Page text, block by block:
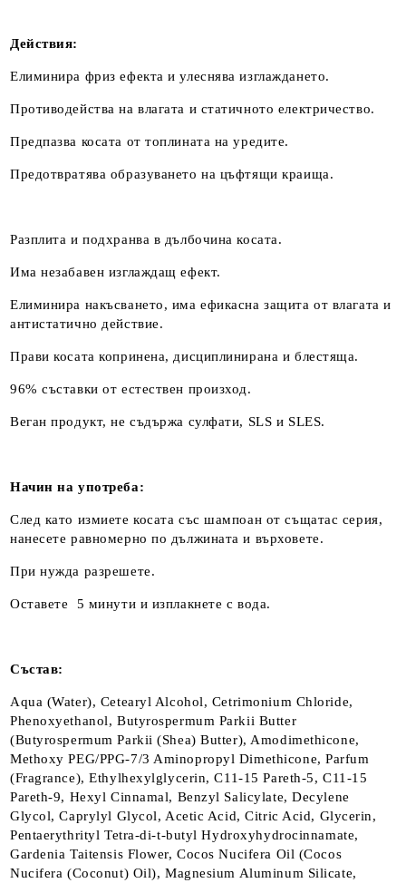
Действия:
Елиминира фриз ефекта и улеснява изглаждането.
Противодейства на влагата и статичното електричество.
Предпазва косата от топлината на уредите.
Предотвратява образуването на цъфтящи краища.
Разплита и подхранва в дълбочина косата.
Има незабавен изглаждащ ефект.
Елиминира накъсването, има ефикасна защита от влагата и
антистатично действие.
Прави косата копринена, дисциплинирана и блестяща.
96% съставки от естествен произход.
Веган продукт, не съдържа сулфати, SLS и SLES.
Начин на употреба:
След като измиете косата със шампоан от същатас серия,
нанесете равномерно по дължината и върховете.
При нужда разрешете.
Оставете 5 минути и изплакнете с вода.
Състав:
Aqua (Water), Cetearyl Alcohol, Cetrimonium Chloride,
Phenoxyethanol, Butyrospermum Parkii Butter
(Butyrospermum Parkii (Shea) Butter), Amodimethicone,
Methoxy PEG/PPG-7/3 Aminopropyl Dimethicone, Parfum
(Fragrance), Ethylhexylglycerin, C11-15 Pareth-5, C11-15
Pareth-9, Hexyl Cinnamal, Benzyl Salicylate, Decylene
Glycol, Caprylyl Glycol, Acetic Acid, Citric Acid, Glycerin,
Pentaerythrityl Tetra-di-t-butyl Hydroxyhydrocinnamate,
Gardenia Taitensis Flower, Cocos Nucifera Oil (Cocos
Nucifera (Coconut) Oil), Magnesium Aluminum Silicate,